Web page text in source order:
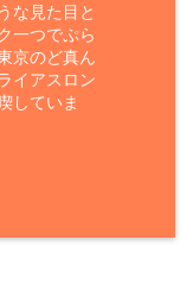
な見た目と
一つでぷら
京のど真ん
イアスロン
していま